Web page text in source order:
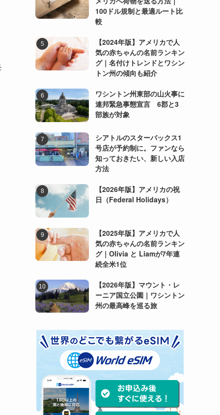
100ドル規制と最適ルート比
較
【2024年版】アメリカで人
気の赤ちゃんの名前ランキン
グ｜名付けトレンドとワシン
トン州の傾向も紹介
ワシントン州東部の山火事に
連邦緊急事態宣言 6郡と3
部族が対象
シアトルのスターバックス1
号店が予約制に。ファンなら
知っておきたい、新しい入店
方法
【2026年版】アメリカの祝
日（Federal Holidays）
【2025年版】アメリカで人
気の赤ちゃんの名前ランキン
グ｜Olivia と Liamが7年連
続全米1位
【2026年版】マウント・レ
ーニア国立公園｜ワシントン
州の最高峰を巡る旅